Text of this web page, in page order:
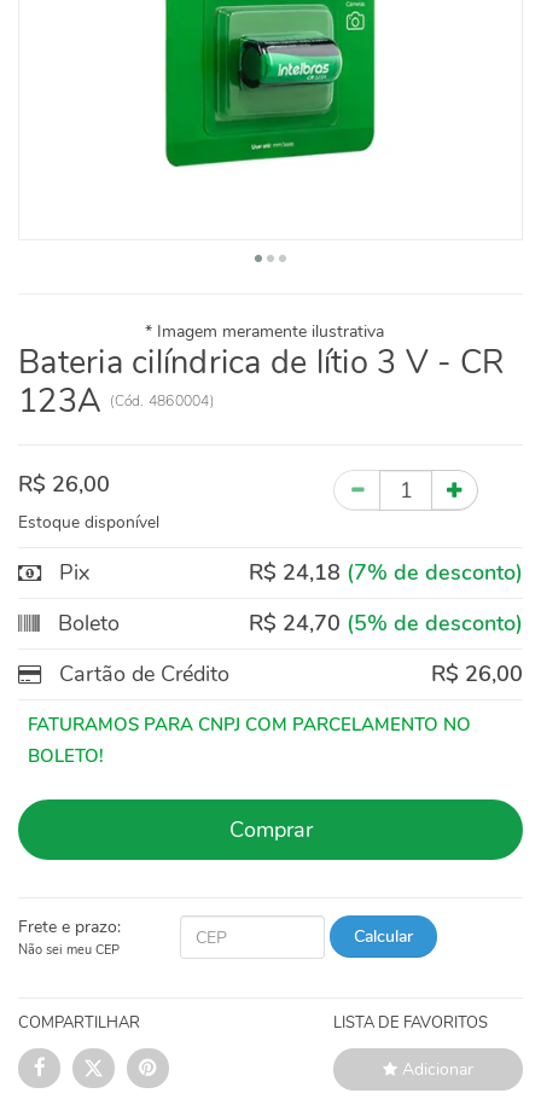
Bateria cilíndrica de lítio 3 V - CR
123A (Cód. 4860004)
R$ 26,00
Estoque disponível
Quantidade
Pix R$ 24,18 (7% de desconto)
Boleto
R$ 24,70 (5% de desconto)
Cartão de Crédito
R$ 26,00
Comprar
Frete e prazo:
Não sei meu CEP
Calcular
COMPARTILHAR LISTA DE FAVORITOS
Adicionar